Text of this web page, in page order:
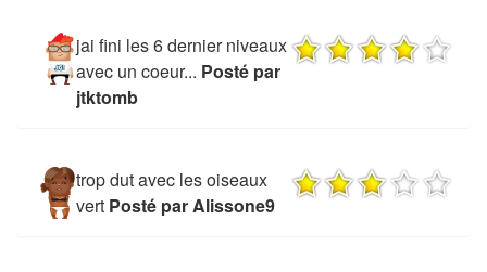
jai fini les 6 dernier niveaux
avec un coeur...
Posté par
jtktomb
trop dut avec les oiseaux
vert Posté par Alissone9